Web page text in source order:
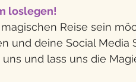
loslegen!
Reise sein
und deine Social Media
und lass uns die